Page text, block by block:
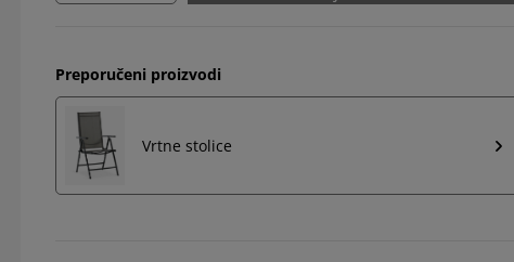
Preporučeni proizvodi
Vrtne stolice